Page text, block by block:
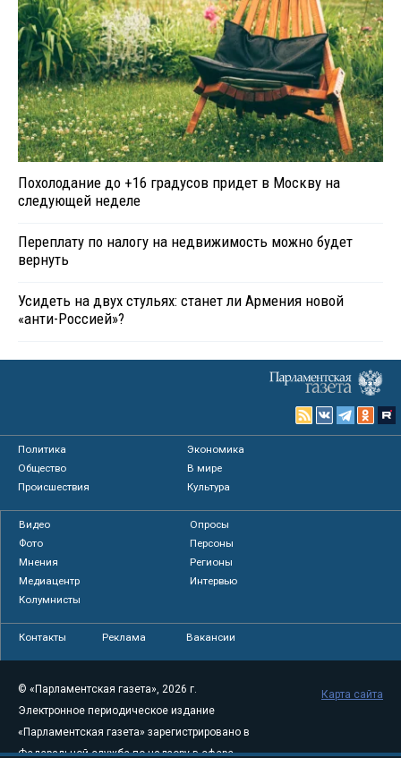
Похолодание до +16 градусов придет в Москву на
следующей неделе
Переплату по налогу на недвижимость можно будет
вернуть
Усидеть на двух стульях: станет ли Армения новой
«анти-Россией»?
Политика
Экономика
Общество
В мире
Происшествия
Культура
Видео
Опросы
Фото
Персоны
Мнения
Регионы
Медиацентр
Интервью
Колумнисты
Контакты Реклама Вакансии
© «Парламентская газета», 2026 г.
Электронное периодическое издание
«Парламентская газета» зарегистрировано в
Федеральной службе по надзору в сфере
Карта сайта